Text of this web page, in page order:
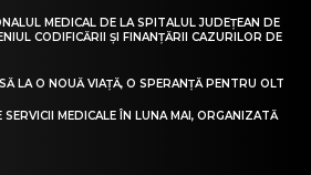
MEDICAL DE LA SPITALUL JUDEȚEAN DE
CODIFICĂRII ȘI FINANȚĂRII CAZURILOR DE
LA O NOUĂ VIAȚĂ, O SPERANȚĂ PENTRU OLT
MEDICALE ÎN LUNA MAI, ORGANIZATĂ